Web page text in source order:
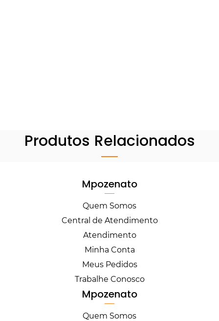
Produtos Relacionados
Mpozenato
Quem Somos
Central de Atendimento
Atendimento
Minha Conta
Meus Pedidos
Trabalhe Conosco
Mpozenato
Quem Somos